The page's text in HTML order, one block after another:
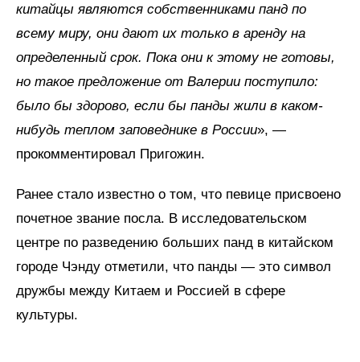
китайцы являются собственниками панд по
всему миру, они дают их только в аренду на
определенный срок. Пока они к этому не готовы,
но такое предложение от Валерии поступило:
было бы здорово, если бы панды жили в каком-
нибудь теплом заповеднике в России», —
прокомментировал Пригожин.
Ранее стало известно о том, что певице присвоено
почетное звание посла. В исследовательском
центре по разведению больших панд в китайском
городе Чэнду отметили, что панды — это символ
дружбы между Китаем и Россией в сфере
культуры.